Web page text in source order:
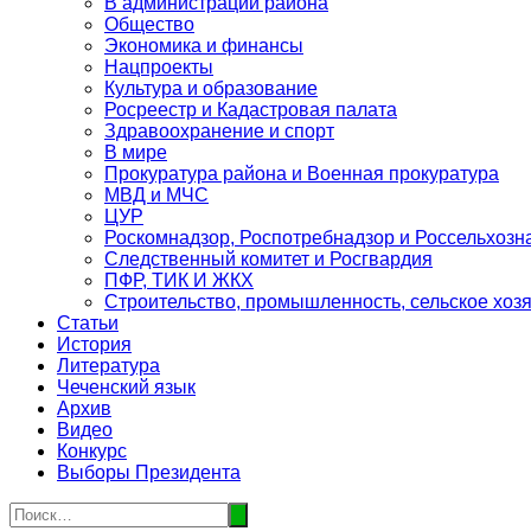
Общество
Экономика и финансы
Нацпроекты
Культура и образование
Росреестр и Кадастровая палата
Здравоохранение и спорт
В мире
Прокуратура района и Военная прокуратура
МВД и МЧС
ЦУР
Роскомнадзор, Роспотребнадзор и
Следственный комитет и Росгвардия
ПФР, ТИК И ЖКХ
Строительство, промышленность, сельское
Статьи
История
Литература
Чеченский язык
Архив
Видео
Конкурс
Выборы Президента